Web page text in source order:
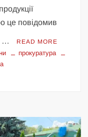
це повідомив
… READ MORE
прокуратура